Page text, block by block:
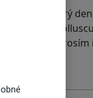
Dobrý
o
se